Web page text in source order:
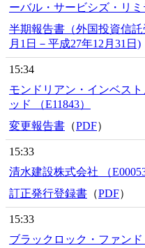
ーバル・サービシズ・リミ
半期報告書（外国投資信
月1日－平成27年12月31日)
15:34
モンドリアン・インベス
ッド （E11843）
変更報告書 （PDF）
15:33
清水建設株式会社 （E00053
訂正発行登録書 （PDF）
15:33
ブラックロック・ファンド